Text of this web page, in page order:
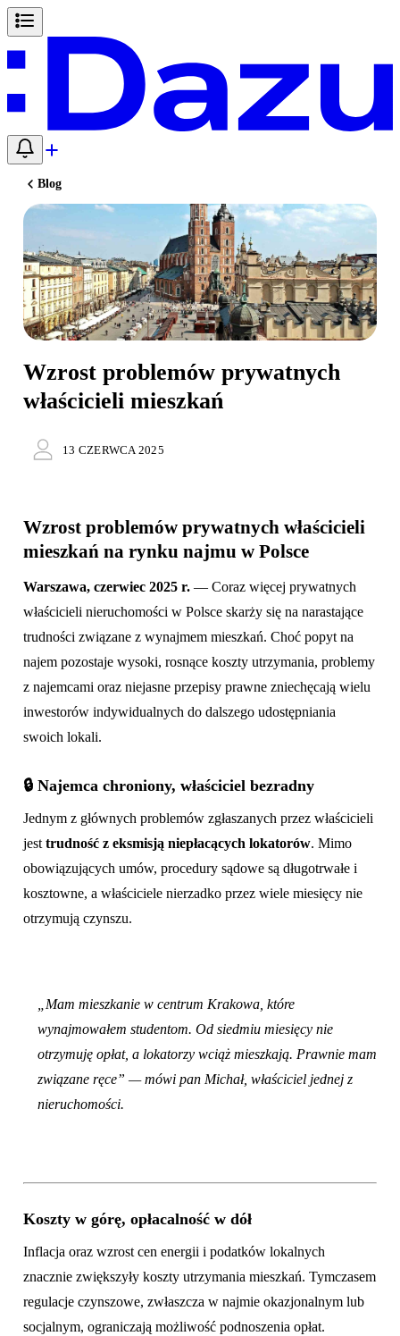
Blog
Wzrost problemów prywatnych
właścicieli mieszkań
13 CZERWCA 2025
Wzrost problemów prywatnych właścicieli
mieszkań na rynku najmu w Polsce
Warszawa, czerwiec 2025 r. — Coraz więcej prywatnych
właścicieli nieruchomości w Polsce skarży się na narastające
trudności związane z wynajmem mieszkań. Choć popyt na
najem pozostaje wysoki, rosnące koszty utrzymania, problemy
z najemcami oraz niejasne przepisy prawne zniechęcają wielu
inwestorów indywidualnych do dalszego udostępniania
swoich lokali.
🔒 Najemca chroniony, właściciel bezradny
Jednym z głównych problemów zgłaszanych przez właścicieli
jest trudność z eksmisją niepłacących lokatorów. Mimo
obowiązujących umów, procedury sądowe są długotrwałe i
kosztowne, a właściciele nierzadko przez wiele miesięcy nie
otrzymują czynszu.
„Mam mieszkanie w centrum Krakowa, które
wynajmowałem studentom. Od siedmiu miesięcy nie
otrzymuję opłat, a lokatorzy wciąż mieszkają. Prawnie mam
związane ręce” — mówi pan Michał, właściciel jednej z
nieruchomości.
Koszty w górę, opłacalność w dół
Inflacja oraz wzrost cen energii i podatków lokalnych
znacznie zwiększyły koszty utrzymania mieszkań. Tymczasem
regulacje czynszowe, zwłaszcza w najmie okazjonalnym lub
socjalnym, ograniczają możliwość podnoszenia opłat.